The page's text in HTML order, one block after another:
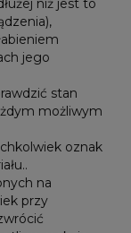
niż jest to
jego
stan
możliwym
oznak
na
przy